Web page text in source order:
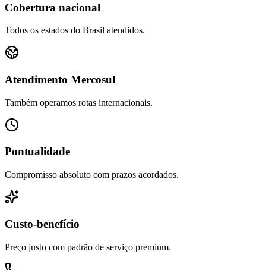
Cobertura nacional
Todos os estados do Brasil atendidos.
Atendimento Mercosul
Também operamos rotas internacionais.
Pontualidade
Compromisso absoluto com prazos acordados.
Custo-benefício
Preço justo com padrão de serviço premium.